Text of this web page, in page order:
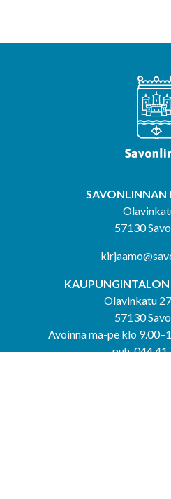
SAVONLINNAN
57130
KAUPUNGINTALON
Olavinkatu
57130
Avoinna ma-pe klo
puh. 044